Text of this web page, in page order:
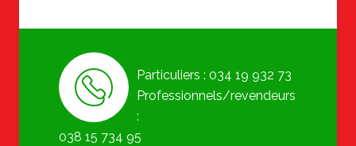
Particuliers : 034 19 932 73
Professionnels/revendeurs
:
038 15 734 95